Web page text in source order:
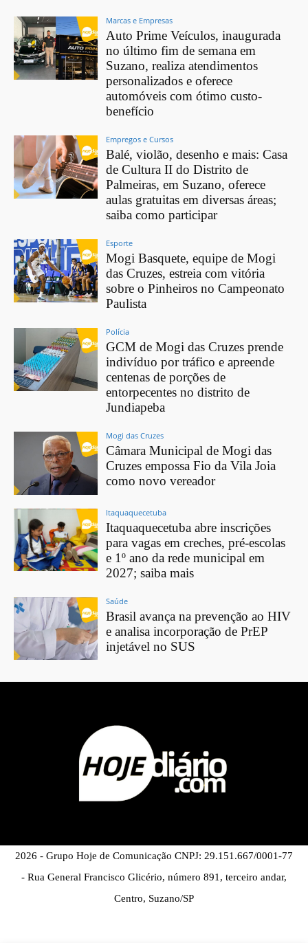
Marcas e Empresas
Auto Prime Veículos, inaugurada
no último fim de semana em
Suzano, realiza atendimentos
personalizados e oferece
automóveis com ótimo custo-
benefício
Empregos e Cursos
Balé, violão, desenho e mais: Casa
de Cultura II do Distrito de
Palmeiras, em Suzano, oferece
aulas gratuitas em diversas áreas;
saiba como participar
Esporte
Mogi Basquete, equipe de Mogi
das Cruzes, estreia com vitória
sobre o Pinheiros no Campeonato
Paulista
Polícia
GCM de Mogi das Cruzes prende
indivíduo por tráfico e apreende
centenas de porções de
entorpecentes no distrito de
Jundiapeba
Mogi das Cruzes
Câmara Municipal de Mogi das
Cruzes empossa Fio da Vila Joia
como novo vereador
Itaquaquecetuba
Itaquaquecetuba abre inscrições
para vagas em creches, pré-escolas
e 1º ano da rede municipal em
2027; saiba mais
Saúde
Brasil avança na prevenção ao HIV
e analisa incorporação de PrEP
injetável no SUS
2026 - Grupo Hoje de Comunicação CNPJ: 29.151.667/0001-77
- Rua General Francisco Glicério, número 891, terceiro andar,
Centro, Suzano/SP